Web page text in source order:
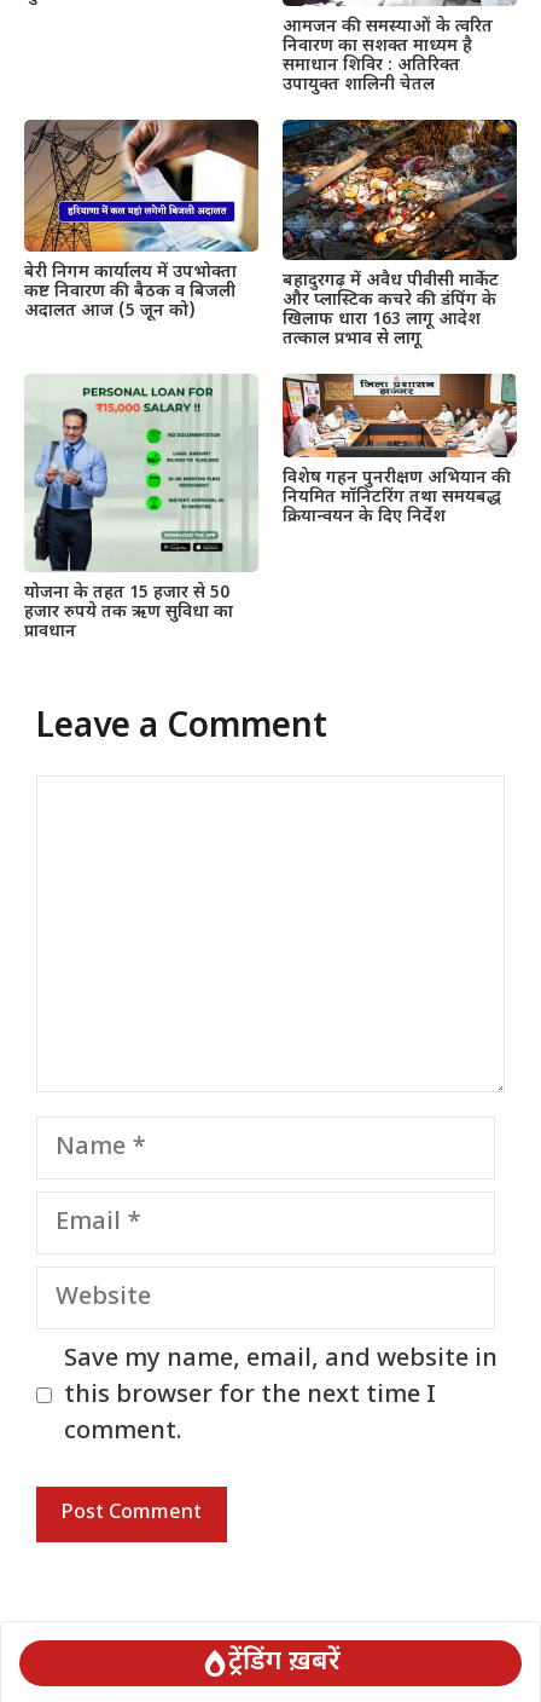
आमजन की समस्याओं के त्वरित
निवारण का सशक्त माध्यम है
समाधान शिविर : अतिरिक्त
उपायुक्त शालिनी चेतल
बेरी निगम कार्यालय में उपभोक्ता
कष्ट निवारण की बैठक व बिजली
अदालत आज (5 जून को)
बहादुरगढ़ में अवैध पीवीसी मार्केट
और प्लास्टिक कचरे की डंपिंग के
खिलाफ धारा 163 लागू आदेश
तत्काल प्रभाव से लागू
योजना के तहत 15 हजार से 50
हजार रुपये तक ऋण सुविधा का
प्रावधान
विशेष गहन पुनरीक्षण अभियान की
नियमित मॉनिटरिंग तथा समयबद्ध
क्रियान्वयन के दिए निर्देश
Leave a Comment
Name
Email
Website
Save my name, email, and website in
this browser for the next time I
comment.
ट्रेंडिंग ख़बरें